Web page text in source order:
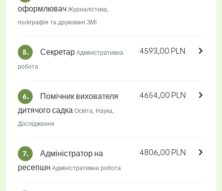
оформлювач Журналістика,
поліграфія та друковані ЗМІ
5. Секретар Адміністративна
робота
4593,00 PLN
6.
Помічник вихователя
дитячого садка Освіта, Наука,
Дослідження
4654,00 PLN
7.
Адміністратор на
ресепшн Адміністративна робота
4806,00 PLN